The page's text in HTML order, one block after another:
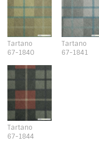
Tartano
67-1840
Tartano
67-1841
Tartano
67-1844